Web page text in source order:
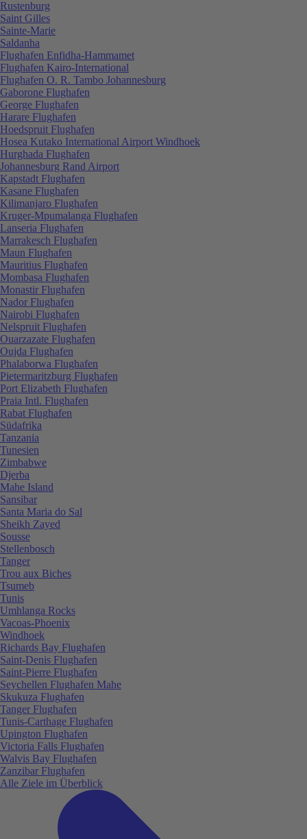
Rustenburg
Saint Gilles
Sainte-Marie
Saldanha
Flughafen Enfidha-Hammamet
Flughafen Kairo-International
Flughafen O. R. Tambo Johannesburg
Gaborone Flughafen
George Flughafen
Harare Flughafen
Hoedspruit Flughafen
Hosea Kutako International Airport Windhoek
Hurghada Flughafen
Johannesburg Rand Airport
Kapstadt Flughafen
Kasane Flughafen
Kilimanjaro Flughafen
Kruger-Mpumalanga Flughafen
Lanseria Flughafen
Marrakesch Flughafen
Maun Flughafen
Mauritius Flughafen
Mombasa Flughafen
Monastir Flughafen
Nador Flughafen
Nairobi Flughafen
Nelspruit Flughafen
Ouarzazate Flughafen
Oujda Flughafen
Phalaborwa Flughafen
Pietermaritzburg Flughafen
Port Elizabeth Flughafen
Praia Intl. Flughafen
Rabat Flughafen
Südafrika
Tanzania
Tunesien
Zimbabwe
Djerba
Mahe Island
Sansibar
Santa Maria do Sal
Sheikh Zayed
Sousse
Stellenbosch
Tanger
Trou aux Biches
Tsumeb
Tunis
Umhlanga Rocks
Vacoas-Phoenix
Windhoek
Richards Bay Flughafen
Saint-Denis Flughafen
Saint-Pierre Flughafen
Seychellen Flughafen Mahe
Skukuza Flughafen
Tanger Flughafen
Tunis-Carthage Flughafen
Upington Flughafen
Victoria Falls Flughafen
Walvis Bay Flughafen
Zanzibar Flughafen
Alle Ziele im Überblick